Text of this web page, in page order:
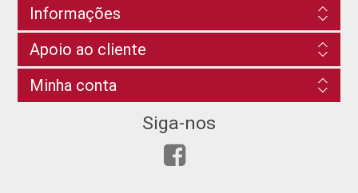
Informações
Apoio ao cliente
Minha conta
Siga-nos